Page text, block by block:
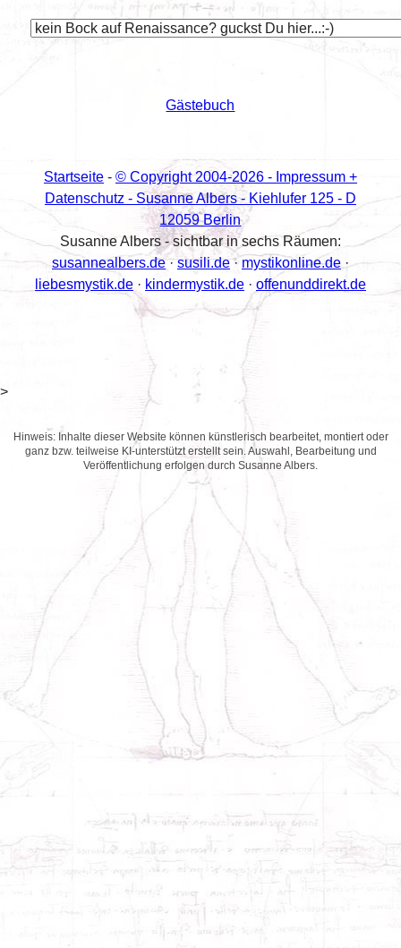
Gästebuch
Startseite- © Copyright 2004-2026 - Impressum +
Datenschutz - Susanne Albers - Kiehlufer 125 - D
12059 Berlin
Susanne Albers - sichtbar in sechs Räumen:
susannealbers.de·susili.de· mystikonline.de·
liebesmystik.de· kindermystik.de· offenunddirekt.de
>
Hinweis: Inhalte dieser Website können künstlerisch bearbeitet, montiert oder
ganz bzw. teilweise KI-unterstützt erstellt sein. Auswahl, Bearbeitung und
Veröffentlichung erfolgen durch Susanne Albers.